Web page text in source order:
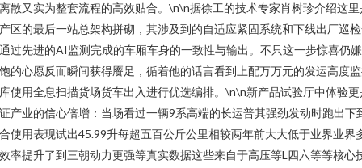
散又实为整套流程的高效贴合。\n\n据徐工的技术专家肖树珍介绍这里
区的最后一站总架构拼砌，其涉及到的自适应紧固系统和下线出厂巡
过先进的AI监测完成的车厢车身的一致性与输出。不只这一步惊喜仍
的心愿反而瞬间获得餍足，循着他的话言看到上配万万元的发运高度
使用全息扫描货场货车出入进行优选编排。\n\n新产品试验厅中体验更
产业的信心倍增：当场看过一辆9系高端的长运普其强劲发动时跑出下
使用表现试出45.99升每超五百公斤公里相较两年前大大低于业界业界
率提升了到三朝动力更强等真实数据这些来自于高压等L四六等等核心